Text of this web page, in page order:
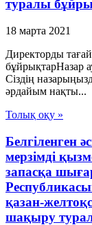
туралы
18 марта 2021
Директорды
бұйрықтарНазар
Сіздің
әрдайым нақты...
Толық оқу »
Белгiленген
мерзiмдi
запасқа
қазан-
шақыру